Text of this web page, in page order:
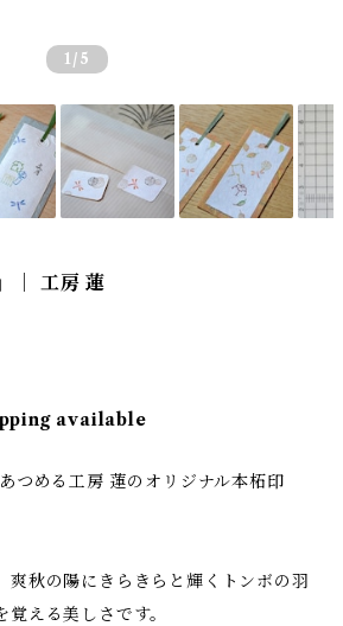
1 /5
｜ 工房 蓮
available
つめる工房 蓮のオリジナル本柘印
爽秋の陽にきらきらと輝くトンボの羽
える美しさです。